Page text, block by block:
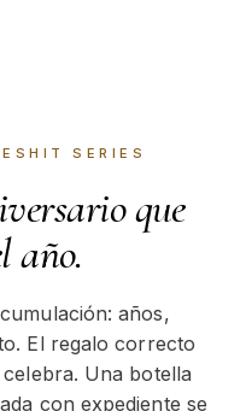
SERIES
que
año.
años,
El regalo correcto
Una botella
con expediente se